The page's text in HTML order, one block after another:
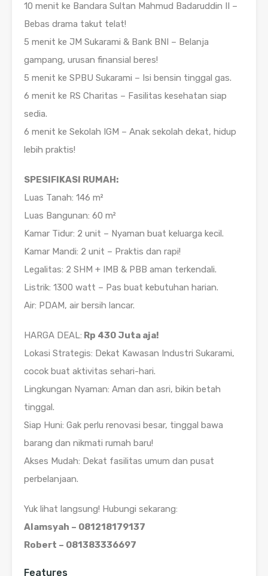
10 menit ke Bandara Sultan Mahmud Badaruddin II –
Bebas drama takut telat!
5 menit ke JM Sukarami & Bank BNI – Belanja
gampang, urusan finansial beres!
5 menit ke SPBU Sukarami – Isi bensin tinggal gas.
6 menit ke RS Charitas – Fasilitas kesehatan siap
sedia.
6 menit ke Sekolah IGM – Anak sekolah dekat, hidup
lebih praktis!
SPESIFIKASI RUMAH:
Luas Tanah: 146 m²
Luas Bangunan: 60 m²
Kamar Tidur: 2 unit – Nyaman buat keluarga kecil.
Kamar Mandi: 2 unit – Praktis dan rapi!
Legalitas: 2 SHM + IMB & PBB aman terkendali.
Listrik: 1300 watt – Pas buat kebutuhan harian.
Air: PDAM, air bersih lancar.
HARGA DEAL: Rp 430 Juta aja!
Lokasi Strategis: Dekat Kawasan Industri Sukarami,
cocok buat aktivitas sehari-hari.
Lingkungan Nyaman: Aman dan asri, bikin betah
tinggal.
Siap Huni: Gak perlu renovasi besar, tinggal bawa
barang dan nikmati rumah baru!
Akses Mudah: Dekat fasilitas umum dan pusat
perbelanjaan.
Yuk lihat langsung! Hubungi sekarang:
Alamsyah – 081218179137
Robert – 081383336697
Features